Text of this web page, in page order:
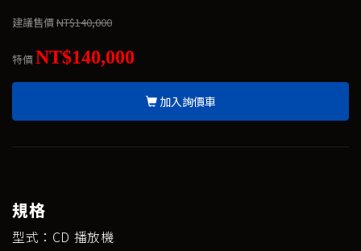
建議售價NT$140,000
特價NT$140,000
加入詢價車
規格
型式：CD 播放機